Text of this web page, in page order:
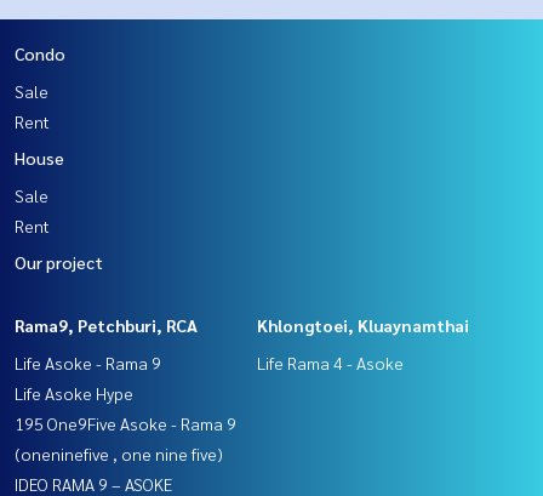
Condo
Sale
Rent
House
Sale
Rent
Our project
Rama9, Petchburi, RCA
Life Asoke - Rama 9
Life Asoke Hype
195 One9Five Asoke - Rama 9
(oneninefive , one nine five)
IDEO RAMA 9 – ASOKE
Khlongtoei, Kluaynamthai
Life Rama 4 - Asoke